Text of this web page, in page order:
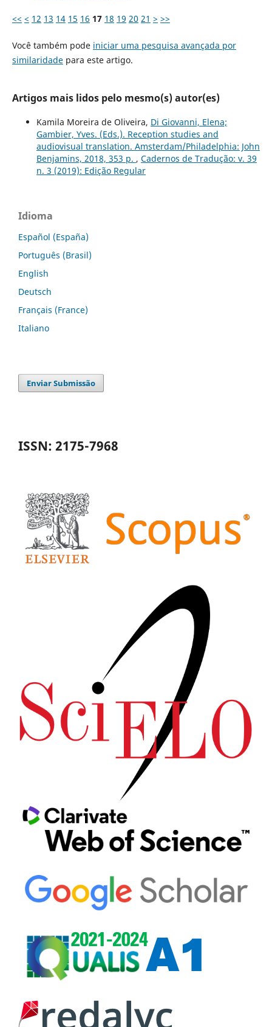
<< < 12 13 14 15 16 17 18 19 20 21 > >>
Você também pode iniciar uma pesquisa avançada por
similaridadepara este artigo.
Artigos mais lidos pelo mesmo(s) autor(es)
Kamila Moreira de Oliveira, Di Giovanni, Elena;
Gambier, Yves. (Eds.). Reception studies and
audiovisual translation. Amsterdam/Philadelphia: John
Benjamins, 2018, 353 p. , Cadernos de Tradução: v. 39
n. 3 (2019): Edição Regular
Idioma
Español (España)
Português (Brasil)
English
Deutsch
Français (France)
Italiano
Enviar Submissão
ISSN: 2175-7968